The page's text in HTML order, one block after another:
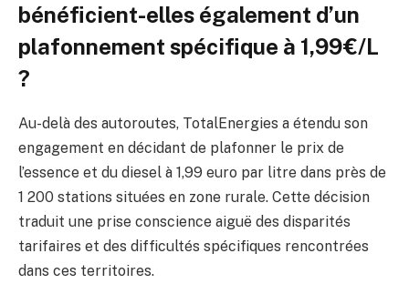
bénéficient-elles également d’un
plafonnement spécifique à 1,99€/L
?
Au-delà des autoroutes, TotalEnergies a étendu son
engagement en décidant de plafonner le prix de
l’essence et du diesel à 1,99 euro par litre dans près de
1 200 stations situées en zone rurale. Cette décision
traduit une prise conscience aiguë des disparités
tarifaires et des difficultés spécifiques rencontrées
dans ces territoires.